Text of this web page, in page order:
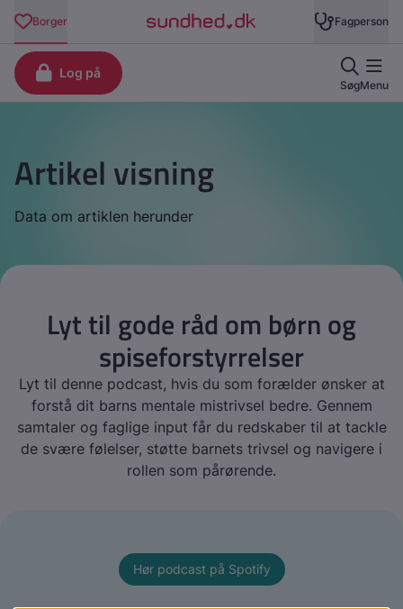
Artikel visning
Data om artiklen herunder
Lyt til gode råd om børn og
spiseforstyrrelser
Lyt til denne podcast, hvis du som forælder ønsker at
forstå dit barns mentale mistrivsel bedre. Gennem
samtaler og faglige input får du redskaber til at tackle
de svære følelser, støtte barnets trivsel og navigere i
rollen som pårørende.
Hør podcast på Spotify